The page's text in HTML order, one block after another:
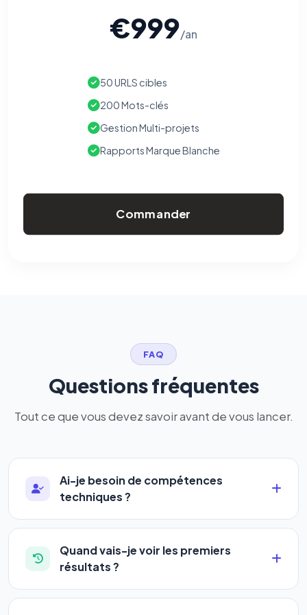
€999/an
50 URLS cibles
200 Mots-clés
Gestion Multi-projets
Rapports Marque Blanche
Commander
FAQ
Questions fréquentes
Tout ce que vous devez savoir avant de vous lancer.
Ai-je besoin de compétences
techniques ?
Absolument pas. Notre logiciel a été conçu pour
être accessible àtous les profils: artisans,
commerçants, auto-entrepreneurs, PME ou
complexe — vous renseignez l'adresse de votre
Quand vais-je voir les premiers
résultats ?
La plupart de nos utilisateurs observent une